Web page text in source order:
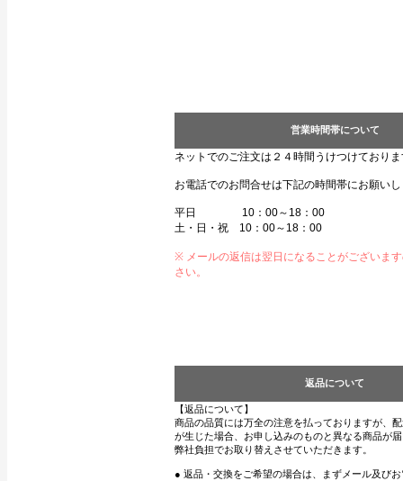
営業時間帯について
ネットでのご注文は２４時間うけつけており
お電話でのお問合せは下記の時間帯にお願い
平日 10：00～18：00
土・日・祝 10：00～18：00
※ メールの返信は翌日になることがございま
さい。
返品について
【返品について】
商品の品質には万全の注意を払っておりますが、
が生じた場合、お申し込みのものと異なる商品が
弊社負担でお取り替えさせていただきます。
● 返品・交換をご希望の場合は、まずメール及び